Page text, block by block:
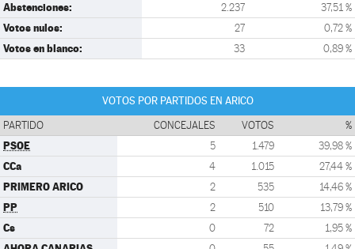
Abstenciones: 2.237 37,51 %
Votos nulos: 27 0,72 %
Votos en blanco: 33 0,89 %
VOTOS POR PARTIDOS EN ARICO
PARTIDO CONCEJALES VOTOS %
PSOE 5 1.479 39,98 %
CCa 4 1.015 27,44 %
PRIMERO ARICO 2 535 14,46 %
PP 2 510 13,79 %
Cs 0 72 1,95 %